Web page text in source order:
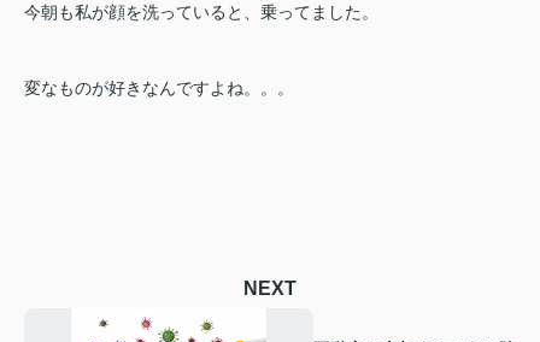
今朝も私が顔を洗っていると、乗ってました。
変なものが好きなんですよね。。。
NEXT